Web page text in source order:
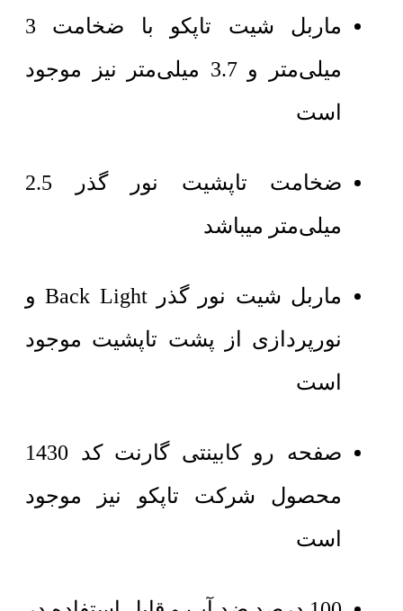
ماربل شیت تاپکو با ضخامت 3
میلی‌متر و 3.7 میلی‌متر نیز موجود
است
ضخامت تاپشیت نور گذر 2.5
میلی‌متر میباشد
ماربل شیت نور گذر Back Light و
نورپردازی از پشت تاپشیت موجود
است
صفحه رو کابینتی گارنت کد 1430
محصول شرکت تاپکو نیز موجود
است